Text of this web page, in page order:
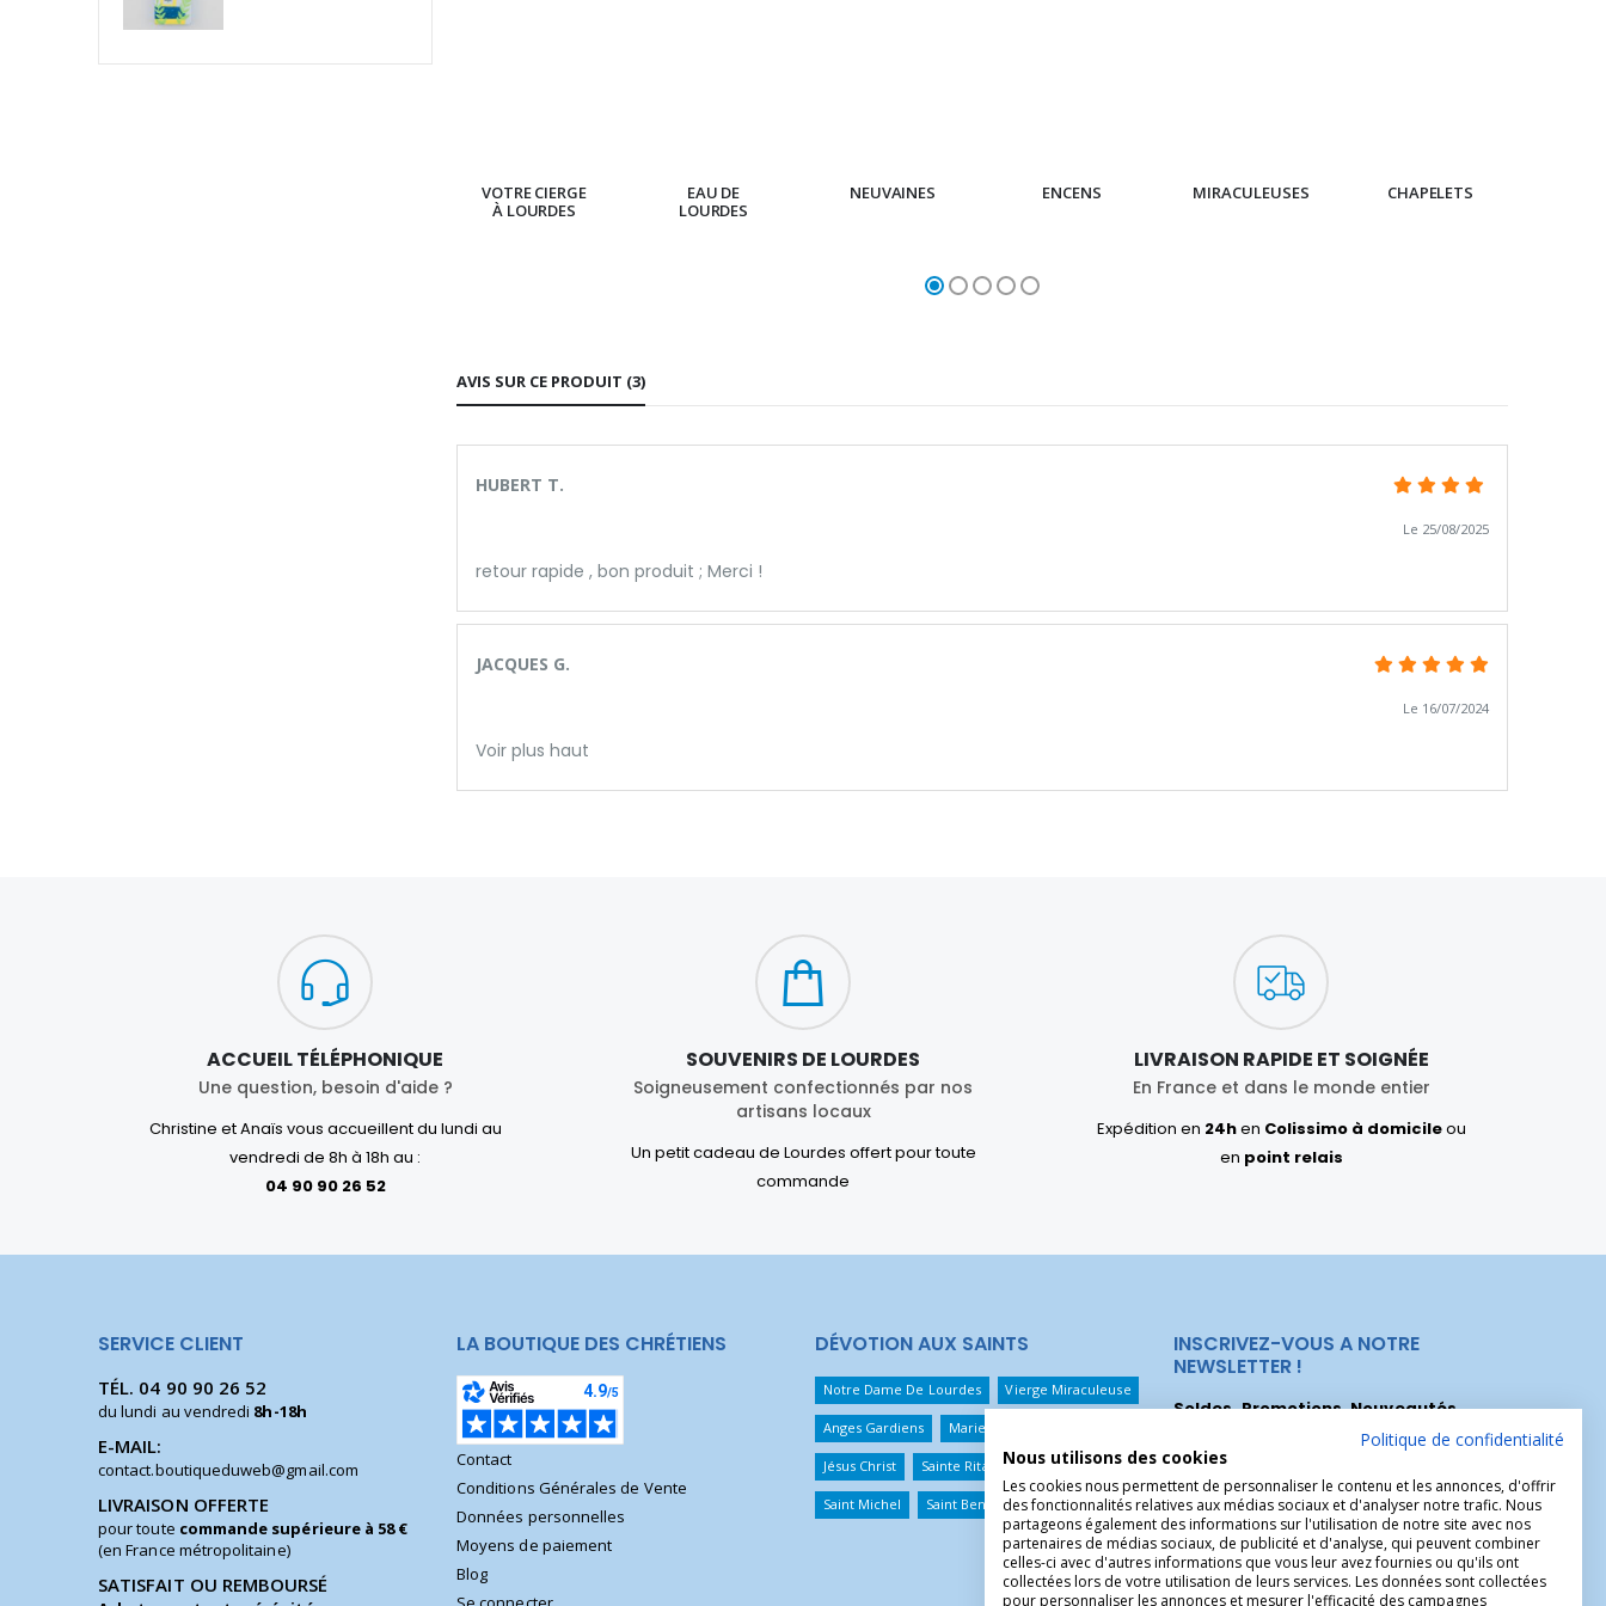
VOTRE CIERGE
À LOURDES
EAU DE
LOURDES
NEUVAINES ENCENS MIRACULEUSES CHAPELETS
AVIS SUR CE PRODUIT (3)
HUBERT T.
Le 25/08/2025
retour rapide , bon produit ; Merci !
JACQUES G.
Le 16/07/2024
Voir plus haut
ACCUEIL TÉLÉPHONIQUE
Une question, besoin d'aide ?
Christine et Anaïs vous accueillent du lundi au
vendredi de 8h à 18h au :
04 90 90 26 52
SOUVENIRS DE LOURDES
Soigneusement confectionnés par nos
artisans locaux
Un petit cadeau de Lourdes offert pour toute
commande
LIVRAISON RAPIDE ET SOIGNÉE
En France et dans le monde entier
Expédition en 24hen Colissimo à domicileou
en point relais
SERVICE CLIENT
TÉL. 04 90 90 26 52
du lundi au vendredi 8h-18h
E-MAIL:
contact.boutiqueduweb@gmail.com
LIVRAISON OFFERTE
pour toute commande supérieure à 58 €
(en France métropolitaine)
SATISFAIT OU REMBOURSÉ
LA BOUTIQUE DES CHRÉTIENS
Contact
Conditions Générales de Vente
Données personnelles
Moyens de paiement
Blog
DÉVOTION AUX SAINTS
Notre Dame De Lourdes Vierge Miraculeuse
Anges Gardiens Marie Qui Défait Les Noeuds
Jésus Christ Sainte Rita Sainte Thérèse
Saint Michel Saint Benoît Saint Christophe
INSCRIVEZ-VOUS A NOTRE
NEWSLETTER !
Soldes, Promotions, Nouveautés...
Inscrivez-vous maintenant pour recevoir
nos meilleures offres.
Politique de confidentialité
Nous utilisons des cookies
Les cookies nous permettent de personnaliser le contenu et les annonces, d'offrir
des fonctionnalités relatives aux médias sociaux et d'analyser notre trafic. Nous
partageons également des informations sur l'utilisation de notre site avec nos
partenaires de médias sociaux, de publicité et d'analyse, qui peuvent combiner
celles-ci avec d'autres informations que vous leur avez fournies ou qu'ils ont
collectées lors de votre utilisation de leurs services. Les données sont collectées
pour personnaliser les annonces et mesurer l'efficacité des campagnes